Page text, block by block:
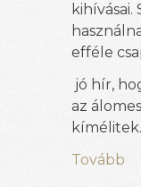
efféle
jó hír,
az
kímélitek.
Tovább